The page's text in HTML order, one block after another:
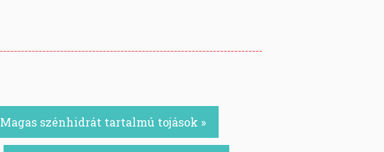
Magas szénhidrát tartalmú tojások »